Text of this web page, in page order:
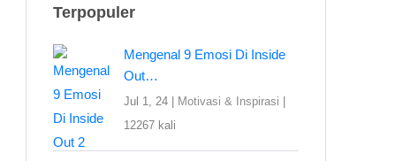
Terpopuler
Mengenal 9 Emosi Di Inside
Out…
Jul 1, 24 | Motivasi & Inspirasi
12267 kali